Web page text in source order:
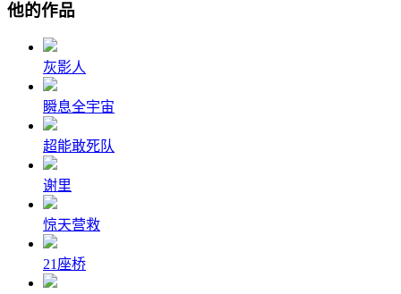
他的作品
灰影人
瞬息全宇宙
超能敢死队
谢里
惊天营救
21座桥